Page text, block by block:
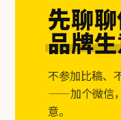
先聊
品牌
不参加比稿、
——加个微信
意。